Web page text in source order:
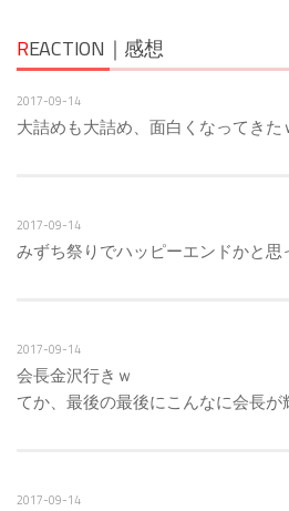
REACTION｜感想
2017-09-14
大詰めも大詰め、面白くなってきた
2017-09-14
みずち祭りでハッピーエンドかと思
2017-09-14
会長金沢行きｗ
てか、最後の最後にこんなに会長が
2017-09-14